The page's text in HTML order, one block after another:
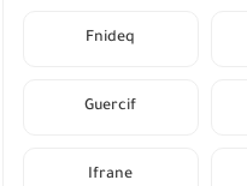
Fnideq
Guercif
Ifrane